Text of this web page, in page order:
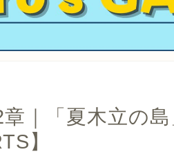
｜「夏木立の
】